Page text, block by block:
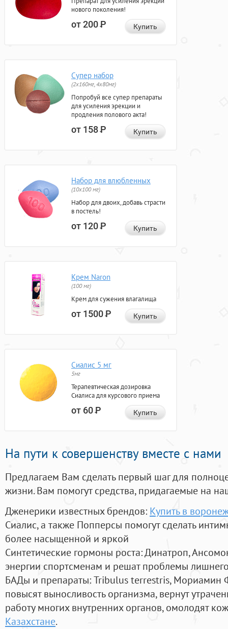
нового поколения!
от 200Р Купить
Супер набор
(2х160мг, 4х80мг)
Попробуй все супер препараты
для усиления эрекции и
продления полового акта!
от 158Р Купить
Набор для влюбленных
(10х100 мг)
Набор для двоих, добавь страсти
в постель!
от 120Р Купить
Крем Naron
(100 мг)
Крем для сужения влагалища
от 1500Р Купить
Сиалис 5 мг
5мг
Терапевтическая дозировка
Сиалиса для курсового приема
от 60Р Купить
На пути к совершенству вместе с нами
Предлагаем Вам сделать первый шаг для
жизни. Вам помогут средства, придагаемые на
Дженерики известных брендов: Купить в
Сиалис, а также Попперсы помогут сделать
более насыщенной и яркой
Синтетические гормоны роста: Динатроп,
энергии спортсменам и решат проблемы
БАДы и препараты:Tribulus terrestris, Мориамин
повысят выносливость организма, вернут
работу многих внутренних органов, омолодят
Казахстане.